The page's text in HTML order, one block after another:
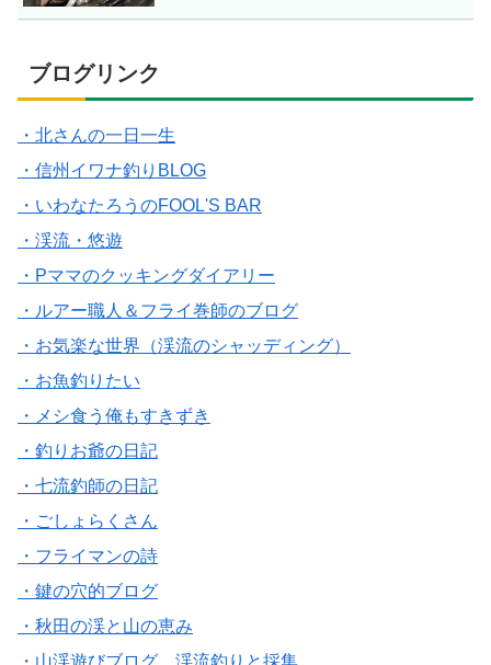
ブログリンク
・北さんの一日一生
・信州イワナ釣りBLOG
・いわなたろうのFOOL'S BAR
・渓流・悠遊
・Pママのクッキングダイアリー
・ルアー職人＆フライ巻師のブログ
・お気楽な世界（渓流のシャッディング）
・お魚釣りたい
・メシ食う俺もすきずき
・釣りお爺の日記
・七流釣師の日記
・ごしょらくさん
・フライマンの詩
・鍵の穴的ブログ
・秋田の渓と山の恵み
・山渓遊びブログ 渓流釣りと採集